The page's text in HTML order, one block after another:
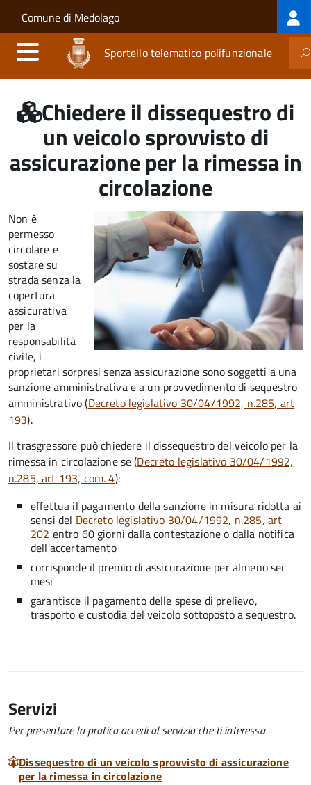
Salta al contenuto principale
Skip to site navigation
Comune di Medolago
Sportello telematico polifunzionale
Chiedere il dissequestro di
un veicolo sprovvisto di
assicurazione per la rimessa in
circolazione
Non è
permesso
circolare e
sostare su
strada senza la
copertura
assicurativa
per la
responsabilità
civile, i
proprietari sorpresi senza assicurazione sono soggetti a una
sanzione amministrativa e a un provvedimento di sequestro
amministrativo (Decreto legislativo 30/04/1992, n.285, art
193).
Il trasgressore può chiedere il dissequestro del veicolo per la
rimessa in circolazione se (Decreto legislativo 30/04/1992,
n.285, art 193, com. 4):
effettua il pagamento della sanzione in misura ridotta ai
sensi del Decreto legislativo 30/04/1992, n.285, art
202 entro 60 giorni dalla contestazione o dalla notifica
dell'accertamento
corrisponde il premio di assicurazione per almeno sei
mesi
garantisce il pagamento delle spese di prelievo,
trasporto e custodia del veicolo sottoposto a sequestro.
Servizi
Per presentare la pratica accedi al servizio che ti interessa
Dissequestro di un veicolo sprovvisto di assicurazione
per la rimessa in circolazione